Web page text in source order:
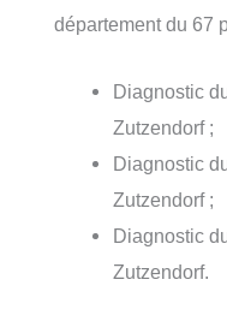
département du 67
Diagnostic
Zutzendorf ;
Diagnostic
Zutzendorf ;
Diagnostic
Zutzendorf.